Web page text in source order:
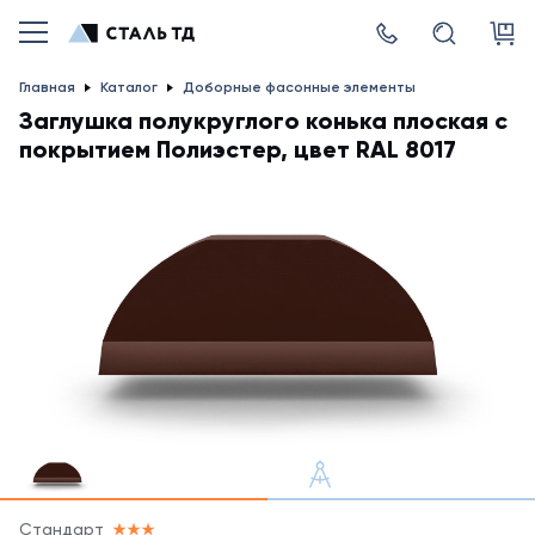
Главная Каталог Доборные фасонные элементы
Заглушка полукруглого конька плоская с
покрытием Полиэстер, цвет RAL 8017
Стандарт